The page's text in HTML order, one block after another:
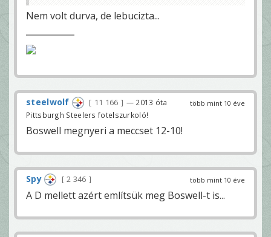
Nem volt durva, de lebucizta...
több mint 10 éve
steelwolf 11 166
— 2013 óta
Pittsburgh Steelers fotelszurkoló!
Boswell megnyeri a meccset 12-10!
több mint 10 éve
Spy 2 346
A D mellett azért említsük meg Boswell-t is...